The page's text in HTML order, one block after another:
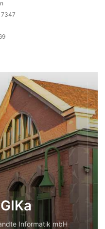
7347
Informatik mbH